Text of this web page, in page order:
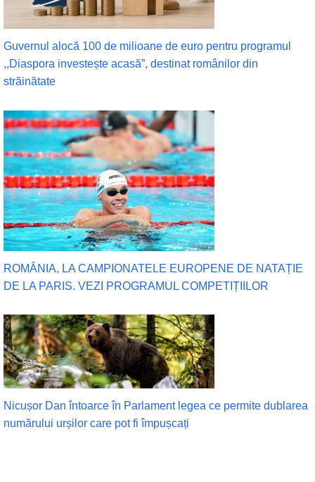
Guvernul alocă 100 de milioane de euro pentru programul
,,Diaspora investește acasă”, destinat românilor din
străinătate
ROMÂNIA, LA CAMPIONATELE EUROPENE DE NATAȚIE
DE LA PARIS. VEZI PROGRAMUL COMPETIȚIILOR
Nicușor Dan întoarce în Parlament legea ce permite dublarea
numărului urșilor care pot fi împușcați